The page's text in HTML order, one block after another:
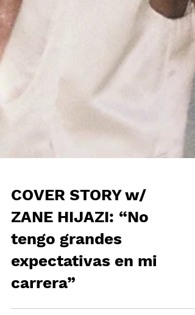
COVER STORY w/
ZANE HIJAZI: “No
tengo grandes
expectativas en mi